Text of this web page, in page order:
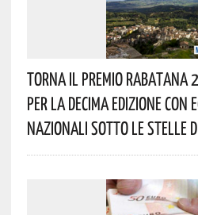
Torna Il Premio
Per La Decima Edizione Con
Nazionali Sotto Le Stelle